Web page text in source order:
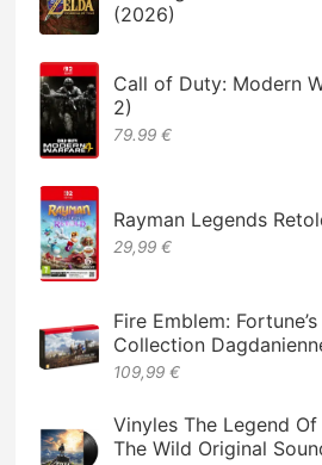
(2026)
Call of Duty: Modern
2)
79.99 €
Rayman Legends
29,99 €
Fire Emblem:
Collection
109,99 €
Vinyles The Legend
The Wild Original